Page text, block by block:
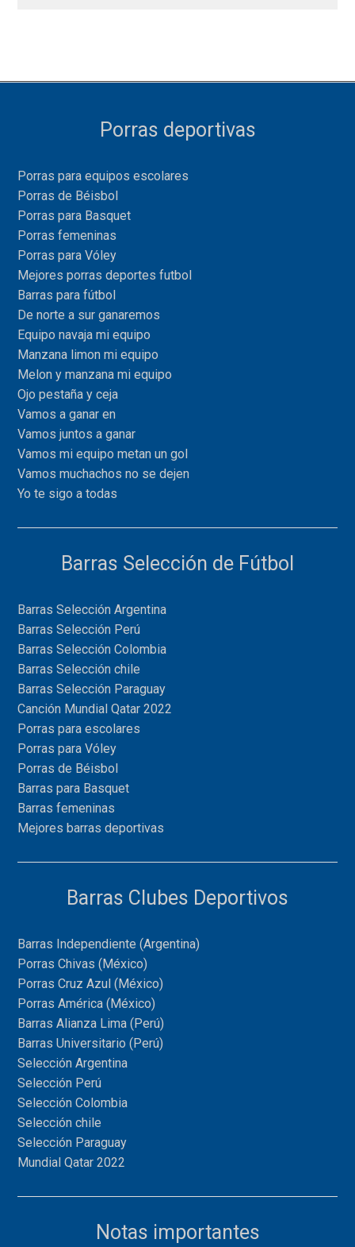
Porras deportivas
Porras para equipos escolares
Porras de Béisbol
Porras para Basquet
Porras femeninas
Porras para Vóley
Mejores porras deportes futbol
Barras para fútbol
De norte a sur ganaremos
Equipo navaja mi equipo
Manzana limon mi equipo
Melon y manzana mi equipo
Ojo pestaña y ceja
Vamos a ganar en
Vamos juntos a ganar
Vamos mi equipo metan un gol
Vamos muchachos no se dejen
Yo te sigo a todas
Barras Selección de Fútbol
Barras Selección Argentina
Barras Selección Perú
Barras Selección Colombia
Barras Selección chile
Barras Selección Paraguay
Canción Mundial Qatar 2022
Porras para escolares
Porras para Vóley
Porras de Béisbol
Barras para Basquet
Barras femeninas
Mejores barras deportivas
Barras Clubes Deportivos
Barras Independiente (Argentina)
Porras Chivas (México)
Porras Cruz Azul (México)
Porras América (México)
Barras Alianza Lima (Perú)
Barras Universitario (Perú)
Selección Argentina
Selección Perú
Selección Colombia
Selección chile
Selección Paraguay
Mundial Qatar 2022
Notas importantes